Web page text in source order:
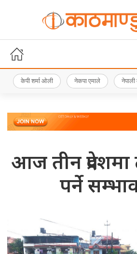
केपी शर्मा ओली नेकपा एमाले
आज तीन प्रदेशमा
पर्ने